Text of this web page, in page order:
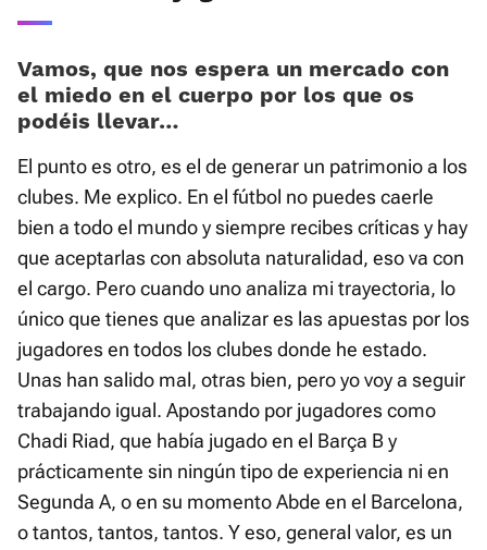
Vamos, que nos espera un mercado con
el miedo en el cuerpo por los que os
podéis llevar…
El punto es otro, es el de generar un patrimonio a los
clubes. Me explico. En el fútbol no puedes caerle
bien a todo el mundo y siempre recibes críticas y hay
que aceptarlas con absoluta naturalidad, eso va con
el cargo. Pero cuando uno analiza mi trayectoria, lo
único que tienes que analizar es las apuestas por los
jugadores en todos los clubes donde he estado.
Unas han salido mal, otras bien, pero yo voy a seguir
trabajando igual. Apostando por jugadores como
Chadi Riad, que había jugado en el Barça B y
prácticamente sin ningún tipo de experiencia ni en
Segunda A, o en su momento Abde en el Barcelona,
o tantos, tantos, tantos. Y eso, general valor, es un